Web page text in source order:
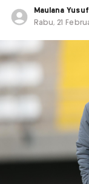
Maulana Yusuf
Rabu, 21